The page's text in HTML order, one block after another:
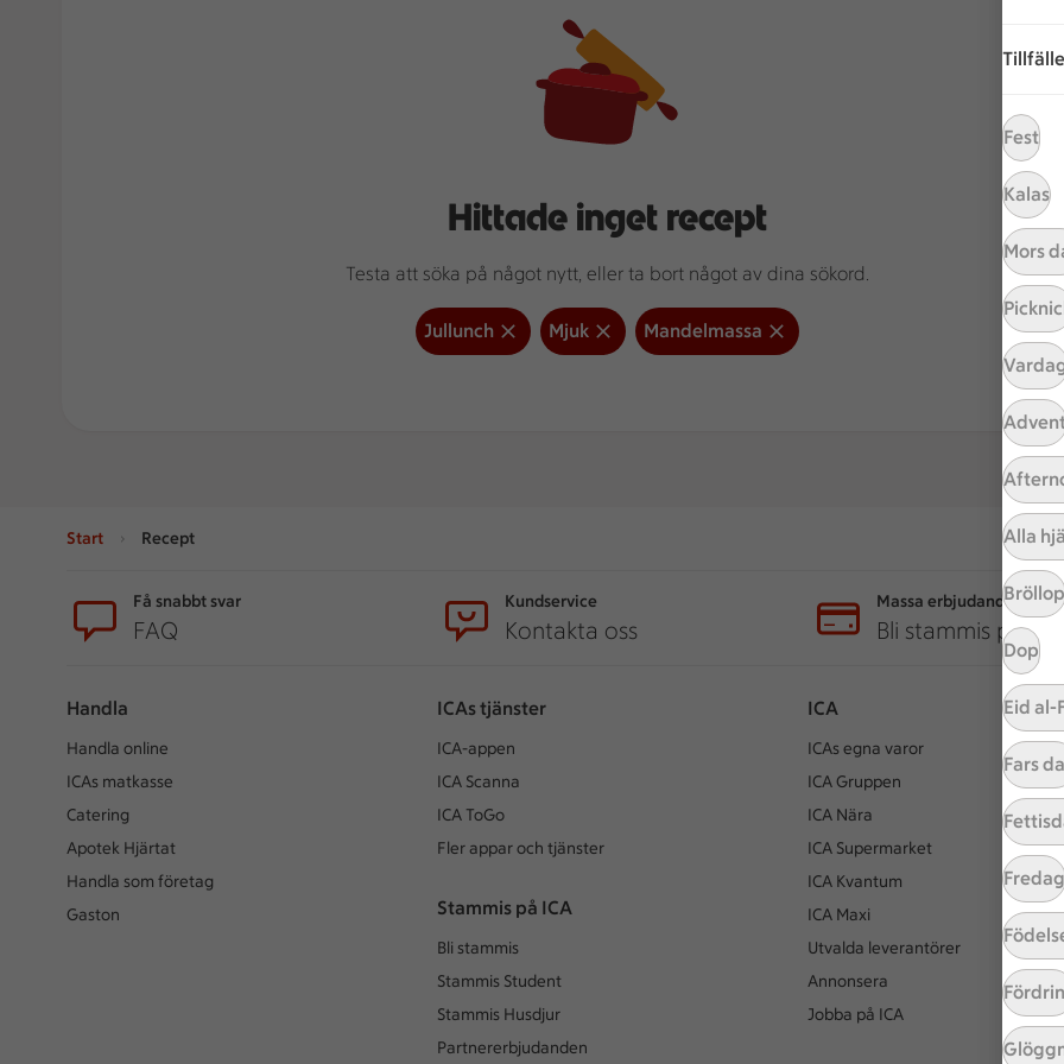
Tillfälle
Fest
Kalas
Mors
Alla
Bröllop
Dop
Eid al-
Fars
Fredag
Hittade inget recept
Testa att söka på något nytt, eller ta bort något av dina sökord.
Jullunch Mjuk Mandelmassa
Start Recept
Få snabbt svar
FAQ
Kundservice
Kontakta oss
Massa erbjudanden
Bli stammis på ICA
Handla
Handla online
ICAs matkasse
Catering
Apotek Hjärtat
Handla som företag
Gaston
ICAs tjänster
ICA-appen
ICA Scanna
ICA ToGo
Fler appar och tjänster
Stammis på ICA
Bli stammis
Stammis Student
Stammis Husdjur
Partnererbjudanden
ICA
ICAs egna varor
ICA Gruppen
ICA Nära
ICA Supermarket
ICA Kvantum
ICA Maxi
Utvalda leverantörer
Annonsera
Jobba på ICA